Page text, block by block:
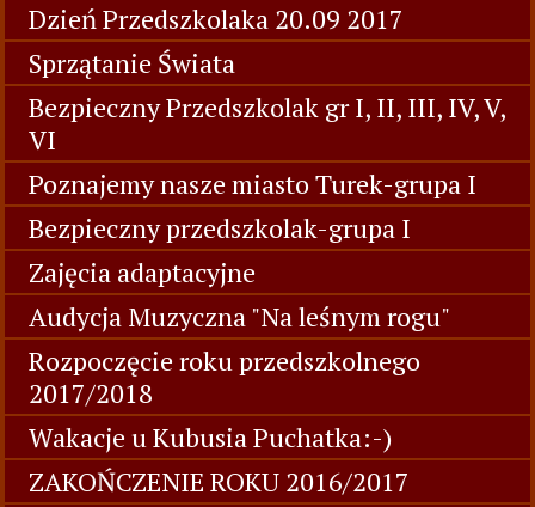
Dzień Przedszkolaka 20.09 2017
Sprzątanie Świata
Bezpieczny Przedszkolak gr I, II, III, IV, V,
VI
Poznajemy nasze miasto Turek-grupa I
Bezpieczny przedszkolak-grupa I
Zajęcia adaptacyjne
Audycja Muzyczna "Na leśnym rogu"
Rozpoczęcie roku przedszkolnego
2017/2018
Wakacje u Kubusia Puchatka:-)
ZAKOŃCZENIE ROKU 2016/2017